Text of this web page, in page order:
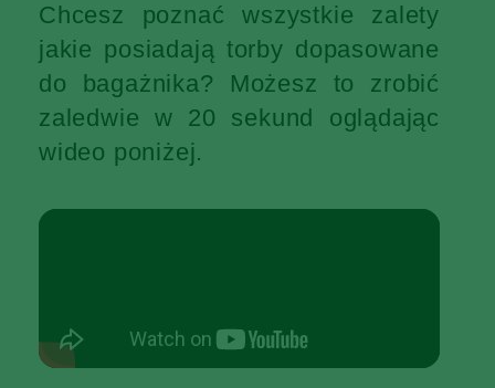
Chcesz poznać wszystkie zalety
jakie posiadają torby dopasowane
do bagażnika? Możesz to zrobić
zaledwie w 20 sekund oglądając
wideo poniżej.